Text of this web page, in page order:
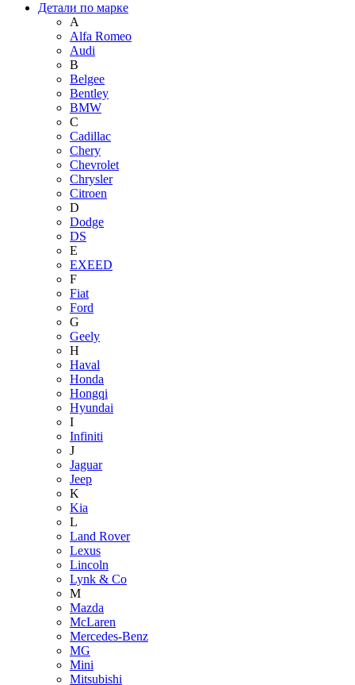
Детали по марке
A
Alfa Romeo
Audi
B
Belgee
Bentley
BMW
C
Cadillac
Chery
Chevrolet
Chrysler
Citroen
D
Dodge
DS
E
EXEED
F
Fiat
Ford
G
Geely
H
Haval
Honda
Hongqi
Hyundai
I
Infiniti
J
Jaguar
Jeep
K
Kia
L
Land Rover
Lexus
Lincoln
Lynk & Co
M
Mazda
McLaren
Mercedes-Benz
MG
Mini
Mitsubishi